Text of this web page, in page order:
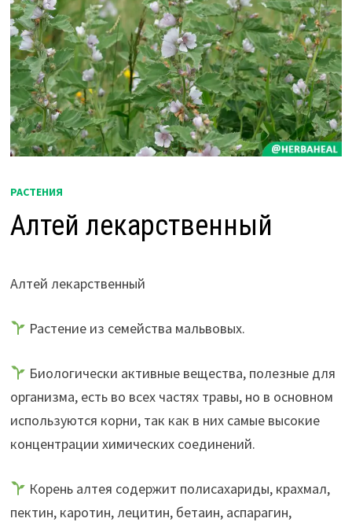
РАСТЕНИЯ
Алтей лекарственный
Алтей лекарственный
Растение из семейства мальвовых.
Биологически активные вещества, полезные для
организма, есть во всех частях травы, но в основном
используются корни, так как в них самые высокие
концентрации химических соединений.
Корень алтея содержит полисахариды, крахмал,
пектин, каротин, лецитин, бетаин, аспарагин,